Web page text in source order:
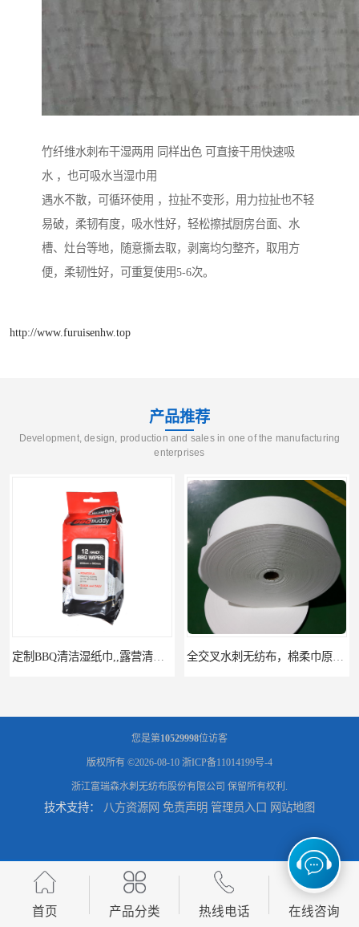
竹纤维水刺布干湿两用 同样出色 可直接干用快速吸
水 ，也可吸水当湿巾用
遇水不散，可循环使用 ，拉扯不变形，用力拉扯也不轻
易破，柔韧有度，吸水性好，轻松擦拭厨房台面、水
槽、灶台等地，随意撕去取，剥离均匀整齐，取用方
便，柔韧性好，可重复使用5-6次。
http://www.furuisenhw.top
产品推荐
Development, design, production and sales in one of the manufacturing
enterprises
双面水刺布，擦拭抹布布料，印花布，抹布原料，彩色水刺无纺布 汽车清洁水刺无纺布 洗碗抹布 条纹洗碗布
您是第10529998位访客
版权所有 ©2026-08-10 浙ICP备11014199号-4
浙江富瑞森水刺无纺布股份有限公司 保留所有权利.
技术支持： 八方资源网 免责声明 管理员入口 网站地图
首页 产品分类 热线电话 在线咨询